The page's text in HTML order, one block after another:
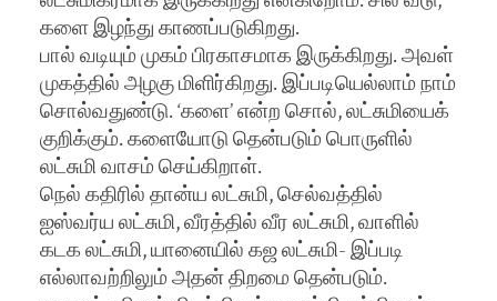
களை இழந்து காணப்படுகிறது.
பால் வடியும் முகம் பிரகாசமாக இருக்கிறது. அவள்
முகத்தில் அழகு மிளிர்கிறது. இப்படியெல்லாம் நாம்
சொல்வதுண்டு. ‘களை’ என்ற சொல், லட்சுமியைக்
குறிக்கும். களையோடு தென்படும் பொருளில்
லட்சுமி வாசம் செய்கிறாள்.
நெல் கதிரில் தான்ய லட்சுமி, செல்வத்தில்
ஐஸ்வர்ய லட்சுமி, வீரத்தில் வீர லட்சுமி, வாளில்
கடக லட்சுமி, யானையில் கஜ லட்சுமி- இப்படி
எல்லாவற்றிலும் அதன் திறமை தென்படும்.